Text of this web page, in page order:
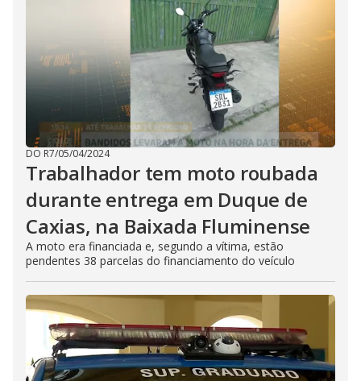
DO R7/05/04/2024
Trabalhador tem moto roubada
durante entrega em Duque de
Caxias, na Baixada Fluminense
A moto era financiada e, segundo a vítima, estão
pendentes 38 parcelas do financiamento do veículo